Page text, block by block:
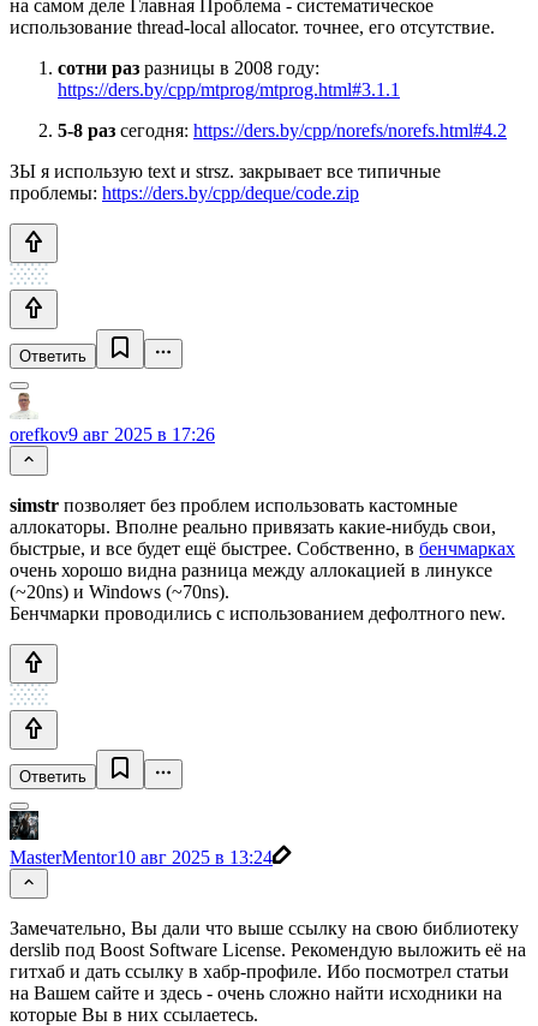
на самом деле Главная Проблема - систематическое
использование thread-local allocator. точнее, его отсутствие.
сотни раз разницы в 2008 году:
https://ders.by/cpp/mtprog/mtprog.html#3.1.1
5-8 раз сегодня: https://ders.by/cpp/norefs/norefs.html#4.2
ЗЫ я использую text и strsz. закрывает все типичные
проблемы: https://ders.by/cpp/deque/code.zip
Ответить
orefkov9 авг 2025 в 17:26
simstr позволяет без проблем использовать кастомные
аллокаторы. Вполне реально привязать какие-нибудь свои,
быстрые, и все будет ещё быстрее. Собственно, в бенчмарках
очень хорошо видна разница между аллокацией в линуксе
(~20ns) и Windows (~70ns).
Бенчмарки проводились с использованием дефолтного new.
Ответить
MasterMentor10 авг 2025 в 13:24
Замечательно, Вы дали что выше ссылку на свою библиотеку
derslib под Boost Software License. Рекомендую выложить её на
гитхаб и дать ссылку в хабр-профиле. Ибо посмотрел статьи
на Вашем сайте и здесь - очень сложно найти исходники на
которые Вы в них ссылаетесь.